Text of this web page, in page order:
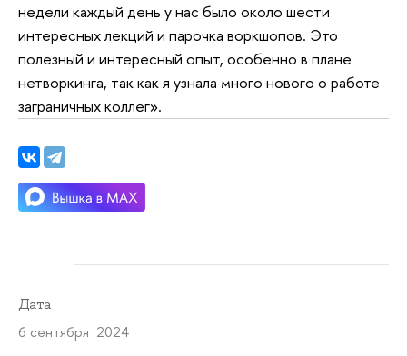
недели каждый день у нас было около шести
интересных лекций и парочка воркшопов. Это
полезный и интересный опыт, особенно в плане
нетворкинга, так как я узнала много нового о работе
заграничных коллег».
Дата
6 сентября 2024